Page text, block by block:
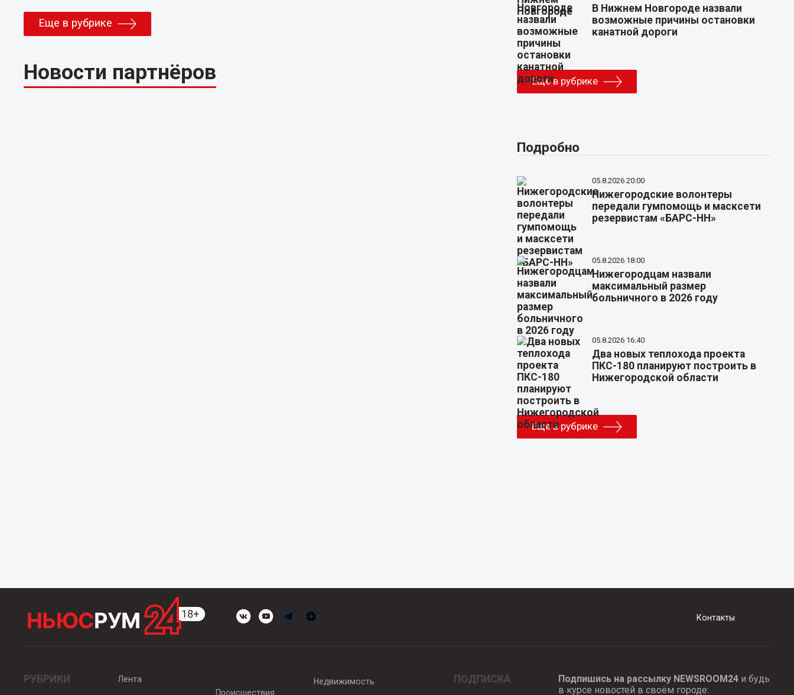
Еще в рубрике
Новости партнёров
В Нижнем Новгороде назвали
возможные причины остановки
канатной дороги
Еще в рубрике
Подробно
05.8.2026 20:00
Нижегородские волонтеры
передали гумпомощь и масксети
резервистам «БАРС-НН»
05.8.2026 18:00
Нижегородцам назвали
максимальный размер
больничного в 2026 году
05.8.2026 16:40
Два новых теплохода проекта
ПКС-180 планируют построить в
Нижегородской области
Еще в рубрике
Контакты
РУБРИКИ
Лента
Происшествия
Недвижимость ПОДПИСКА Подпишись на рассылку NEWSROOM24и будь
в курсе новостей в своём городе: